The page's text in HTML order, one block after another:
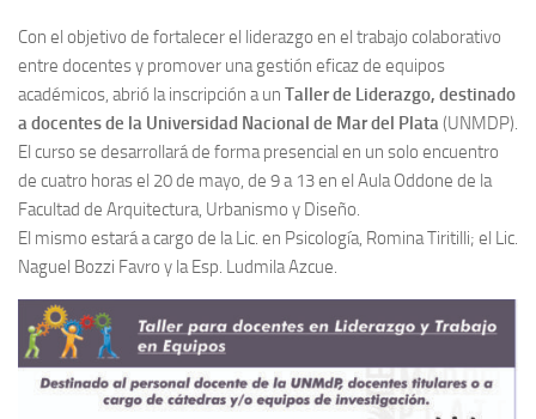
Con el objetivo de fortalecer el liderazgo en el trabajo colaborativo
entre docentes y promover una gestión eficaz de equipos
académicos, abrió la inscripción a un Taller de Liderazgo, destinado
a docentes de la Universidad Nacional de Mar del Plata(UNMDP).
El curso se desarrollará de forma presencial en un solo encuentro
de cuatro horas el 20 de mayo, de 9 a 13 en el Aula Oddone de la
Facultad de Arquitectura, Urbanismo y Diseño.
El mismo estará a cargo de la Lic. en Psicología, Romina Tiritilli; el Lic.
Naguel Bozzi Favro y la Esp. Ludmila Azcue.